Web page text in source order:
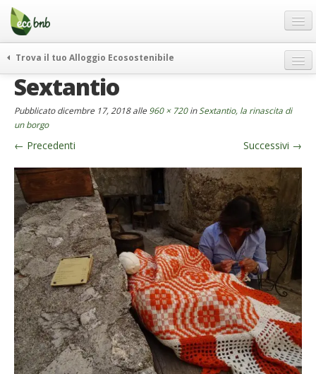
Menu
Salta
contenuto
Offerte Speciali
Regali
FAQ
Chi Siamo
Partner
Contatti
Italiano
German
English
Spanish
French
Italiano
Trova il tuo Alloggio Ecosostenibile
weekend green
curiosità
vivere e viaggiare verde
news ed eventi
ecohotel
rassegna stampa
Sextantio
Pubblicatodicembre 17, 2018alle 960 × 720in Sextantio, la rinascita di
un borgo
← Precedenti Successivi →